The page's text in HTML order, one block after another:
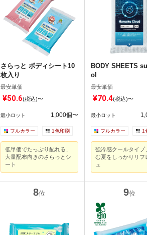
さらっと ボディシート10
枚入り
最安単価
¥50.6(税込)〜
最小ロット 1,000個〜
フルカラー 1色印刷
低単価でたっぷり配れる、
大量配布向きのさらっとシ
ート
BODY SHEETS
ol
最安単価
¥70.4(税込)〜
最小ロット
フルカラー 1
強冷感クールタイプ
む夏をしっかりリフ
ュ
位 位